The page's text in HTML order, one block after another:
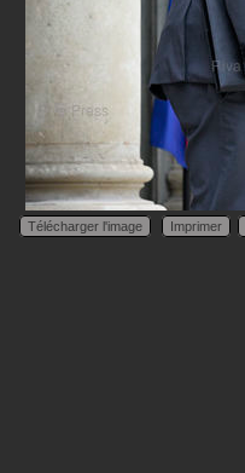
Télécharger l'image Imprimer